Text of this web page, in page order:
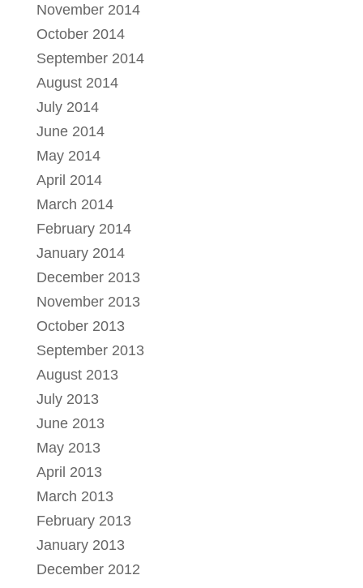
November 2014
October 2014
September 2014
August 2014
July 2014
June 2014
May 2014
April 2014
March 2014
February 2014
January 2014
December 2013
November 2013
October 2013
September 2013
August 2013
July 2013
June 2013
May 2013
April 2013
March 2013
February 2013
January 2013
December 2012